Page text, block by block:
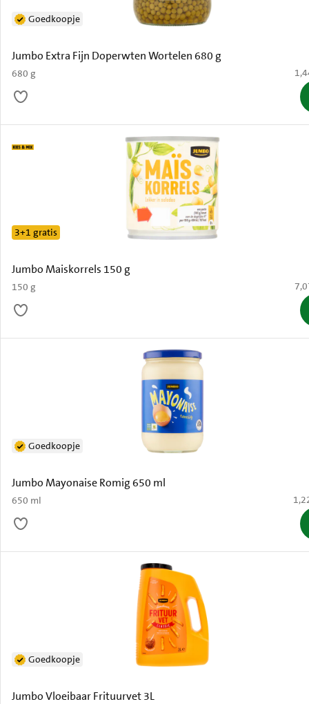
Jumbo Extra Fijn Doperwten Wortelen 680 g
680 g
Goedkoopje
€
Jumbo Maiskorrels 150 g
150 g
3+1 gratis
€
Jumbo Mayonaise Romig 650 ml
650 ml
Goedkoopje
€
Jumbo Vloeibaar Frituurvet 3L
Goedkoopje